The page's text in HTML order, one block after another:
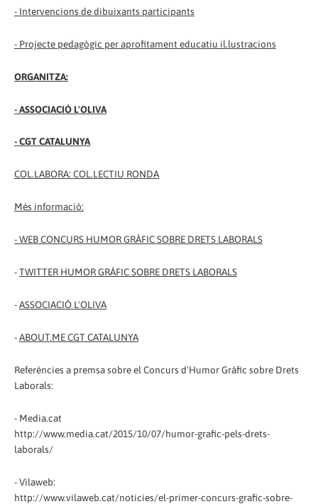
- Intervencions de dibuixants participants
- Projecte pedagògic per aprofitament educatiu il.lustracions
ORGANITZA:
- ASSOCIACIÓ L'OLIVA
- CGT CATALUNYA
COL.LABORA: COL.LECTIU RONDA
Més informació:
-WEB CONCURS HUMOR GRÀFIC SOBRE DRETS LABORALS
-TWITTER HUMOR GRÀFIC SOBRE DRETS LABORALS
-ASSOCIACIÓ L'OLIVA
-ABOUT.ME CGT CATALUNYA
Referències a premsa sobre el Concurs d'Humor Gràfic sobre Drets
Laborals:
- Media.cat
http://www.media.cat/2015/10/07/humor-grafic-pels-drets-
laborals/
- Vilaweb:
http://www.vilaweb.cat/noticies/el-primer-concurs-grafic-sobre-